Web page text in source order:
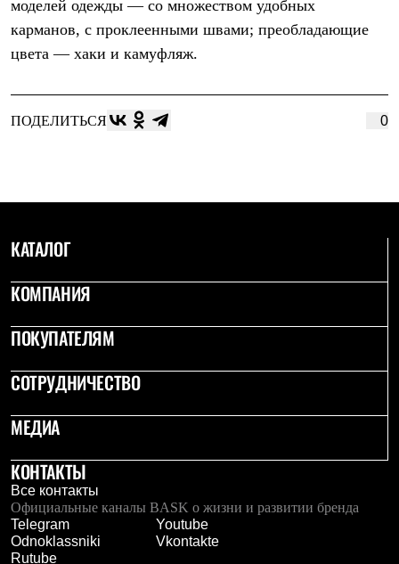
Жилеты
Утепленная синтетикой
Куртки
Брюки
Куртки
Куртки
Термобелье
Среднее термобелье
Легкое термобелье
Куртки
Брюки
Утепленная пухом
Комбинезоны
Куртки
Брюки
Комбинезоны
Куртки
Брюки
Лёгкая одежда
Футболки
Толстовки
моделей одежды — со множеством удобных
карманов, с проклеенными швами; преобладающие
цвета — хаки и камуфляж.
ПОДЕЛИТЬСЯ 0
КАТАЛОГ
КОМПАНИЯ
ПОКУПАТЕЛЯМ
СОТРУДНИЧЕСТВО
МЕДИА
КОНТАКТЫ
Все контакты
Официальные каналы BASK о жизни и развитии бренда
Telegram
Youtube
Odnoklassniki
Vkontakte
Rutube